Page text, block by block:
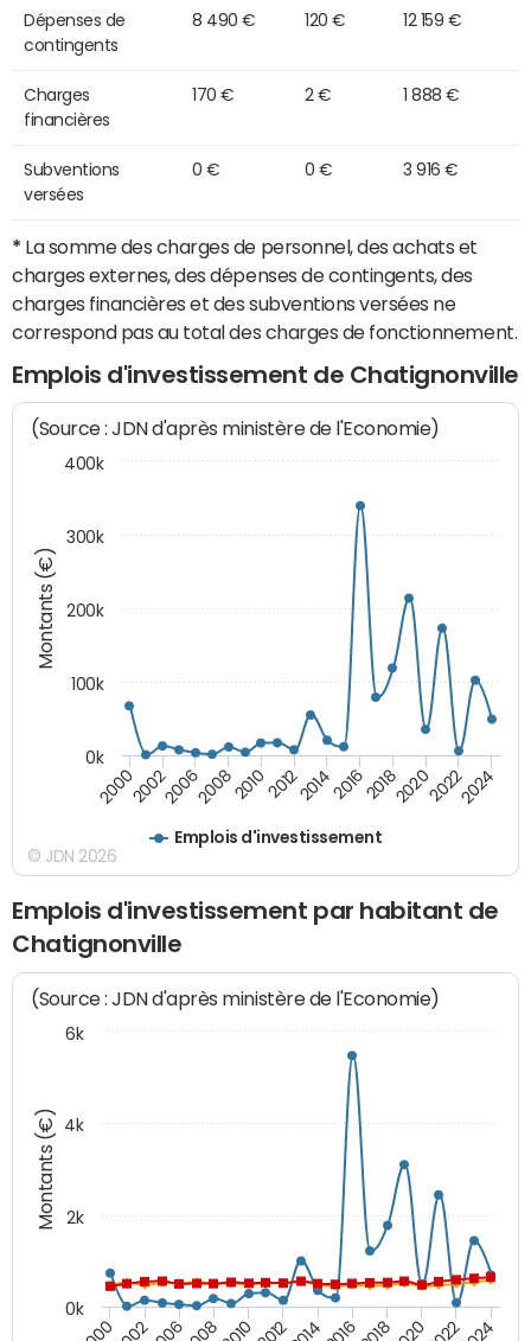
Dépenses de
contingents
8 490 € 120 € 12 159 €
Charges
financières
170 € 2 € 1 888 €
Subventions
versées
0 € 0 € 3 916 €
* La somme des charges de personnel, des achats et
charges externes, des dépenses de contingents, des
charges financières et des subventions versées ne
correspond pas au total des charges de fonctionnement.
Emplois d'investissement de Chatignonville
Montants (€)
(Source : JDN d'après ministère de l'Economie)
Emplois d'investissement
200020022006200820102012201420162018202020222024
0k
100k
200k
300k
400k
© JDN 2026
Emplois d'investissement par habitant de
Chatignonville
Montants (€)
(Source : JDN d'après ministère de l'Economie)
0k
2k
4k
6k